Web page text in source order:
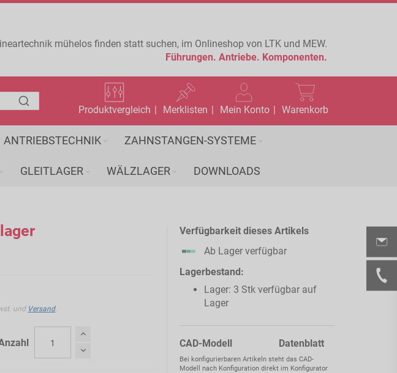
mühelos finden statt suchen, im Onlineshop von LTK und MEW.
Führungen. Antriebe. Komponenten.
Warenkorb
Produktvergleich Merklisten Mein Konto
ANTRIEBSTECHNIK ZAHNSTANGEN-SYSTEME
GLEITLAGER WÄLZLAGER DOWNLOADS
und Versand.
Verfügbarkeit dieses Artikels
Ab Lager verfügbar
Lagerbestand:
Lager: 3 Stk verfügbar auf
Lager
CAD-Modell Datenblatt
Bei konfigurierbaren Artikeln steht das CAD-
Modell nach Konfiguration direkt im Konfigurator